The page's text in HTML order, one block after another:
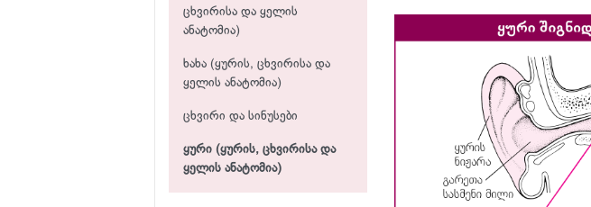
ცხვირისა და ყელის
ანატომია)
ხახა (ყურის, ცხვირისა და
ყელის ანატომია)
ცხვირი და სინუსები
ყური (ყურის, ცხვირისა და
ყელის ანატომია)